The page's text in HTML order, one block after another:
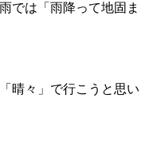
では「雨降って地固ま
晴々」で行こうと思い